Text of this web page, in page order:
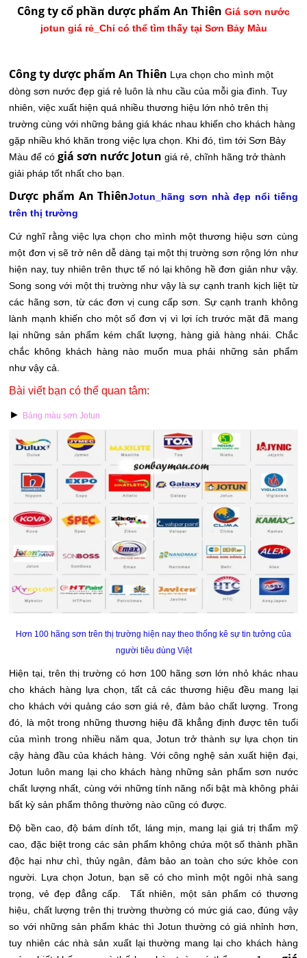
Công ty cổ phần dược phẩm An Thiên Giá sơn nước
jotun giá rẻ_Chỉ có thể tìm thấy tại Sơn Bảy Màu
Công ty dược phẩm An Thiên Lựa chọn cho mình một
dòng sơn nước đẹp giá rẻ luôn là nhu cầu của mỗi gia đình. Tuy
nhiên, việc xuất hiện quá nhiều thương hiệu lớn nhỏ trên thị
trường cùng với những bảng giá khác nhau khiến cho khách hàng
gặp nhiều khó khăn trong việc lựa chọn. Khi đó, tìm tới Sơn Bảy
Màu để cógiá sơn nước Jotun giá rẻ, chĩnh hãng trở thành
giải pháp tốt nhất cho bạn.
Dược phẩm An ThiênJotun_hãng sơn nhà đẹp nổi tiếng
trên thị trường
Cứ nghĩ rằng việc lựa chọn cho mình một thương hiệu sơn cùng
một đơn vị sẽ trở nên dễ dàng tại một thị trường sơn rộng lớn như
hiện nay, tuy nhiên trên thực tế nó lại không hề đơn giản như vậy.
Song song với một thị trường như vậy là sự cạnh tranh kịch liệt từ
các hãng sơn, từ các đơn vị cung cấp sơn. Sự cạnh tranh không
lành mạnh khiến cho một số đơn vị vì lợi ích trước mặt đã mang
lại những sản phẩm kém chất lượng, hàng giả hàng nhái. Chắc
chắc không khách hàng nào muốn mua phải những sản phẩm
như vậy cả.
Bài viết bạn có thể quan tâm:
► Bảng màu sơn Jotun
Hơn 100 hãng sơn trên thị trường hiện nay theo thống kê sự tin tưởng của
người tiêu dùng Việt
Hiện tại, trên thị trường có hơn 100 hãng sơn lớn nhỏ khác nhau
cho khách hàng lựa chọn, tất cả các thương hiệu đều mang lại
cho khách với quảng cáo sơn giá rẻ, đảm bảo chất lượng. Trong
đó, là một trong những thương hiệu đã khẳng định được tên tuổi
của mình trong nhiều năm qua, Jotun trở thành sự lựa chọn tin
cậy hàng đầu của khách hàng. Với công nghệ sản xuất hiện đại,
Jotun luôn mang lại cho khách hàng những sản phẩm sơn nước
chất lượng nhất, cùng với những tính năng nổi bật mà không phải
bất kỳ sản phẩm thông thường nào cũng có được.
Độ bền cao, độ bám dính tốt, láng mịn, mang lại giá trị thẩm mỹ
cao, đặc biệt trong các sản phẩm không chứa một số thành phần
độc hại như chì, thủy ngân, đảm bảo an toàn cho sức khỏe con
người. Lựa chọn Jotun, bạn sẽ có cho mình một ngôi nhà sang
trọng, vẻ đẹp đẳng cấp. Tất nhiên, một sản phẩm có thương
hiệu, chất lượng trên thị trường thường có mức giá cao, đúng vậy
so với những sản phẩm khác thì Jotun thường có giá nhỉnh hơn,
tuy nhiên các nhà sản xuất lại thường mang lại cho khách hàng